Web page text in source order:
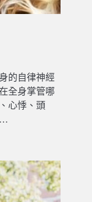
的自律神經
全身掌管哪
心悸、頭
…